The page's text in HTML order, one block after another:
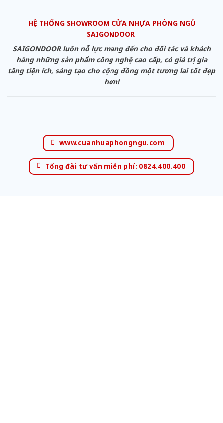
HỆ THỐNG SHOWROOM CỬA NHỰA PHÒNG NGỦ
SAIGONDOOR
SAIGONDOOR luôn nỗ lực mang đến cho đối tác và khách
hàng những sản phẩm công nghệ cao cấp, có giá trị gia
tăng tiện ích, sáng tạo cho cộng đồng một tương lai tốt đẹp
hơn!
www.cuanhuaphongngu.com
Tổng đài tư vấn miễn phí: 0824.400.400